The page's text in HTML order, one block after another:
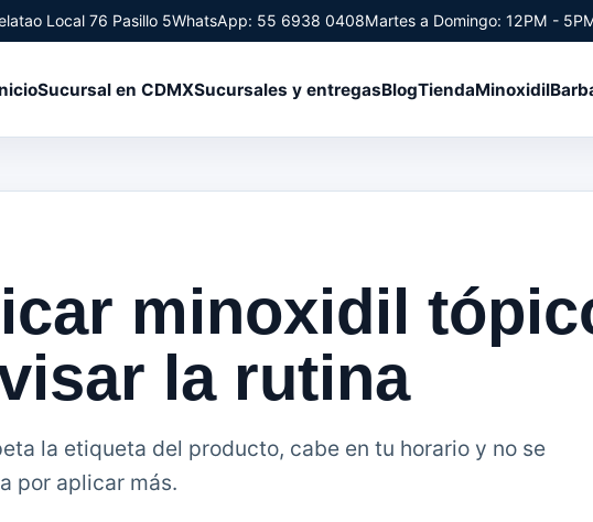
Local 76 Pasillo 5WhatsApp: 55 6938 0408Martes a Domingo: 12PM -
Sucursal en CDMXSucursales y entregasBlogTiendaMinoxidil
minoxidil
la rutina
la etiqueta del producto, cabe en tu horario y no se
por aplicar más.